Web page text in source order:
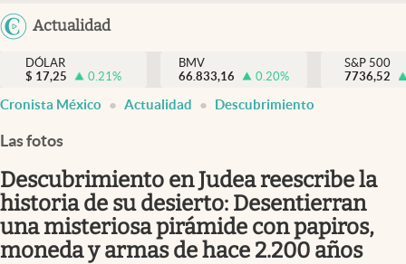
NOTICIAS
México
Actualidad
Finanzas y economía
Dólar y mercados
Pc y celular
Vida y estilo
DÓLAR
$ 17,25 0.21%
BMV
66.833,16
0.20%
S&P 500
7736,52
Cronista México Actualidad Descubrimiento
Las fotos
Descubrimiento en Judea reescribe la
historia de su desierto: Desentierran
una misteriosa pirámide con papiros,
moneda y armas de hace 2.200 años